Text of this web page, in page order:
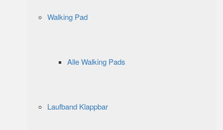
Walking Pad
Alle Walking Pads
Laufband Klappbar